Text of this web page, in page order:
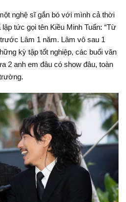
nghệ sĩ gắn bó với mình cả thời
tức gọi tên Kiều Minh Tuấn: “Từ
Lâm 1 năm. Lâm vô sau 1
kỳ tập tốt nghiệp, các buổi văn
2 anh em đâu có show đâu, toàn